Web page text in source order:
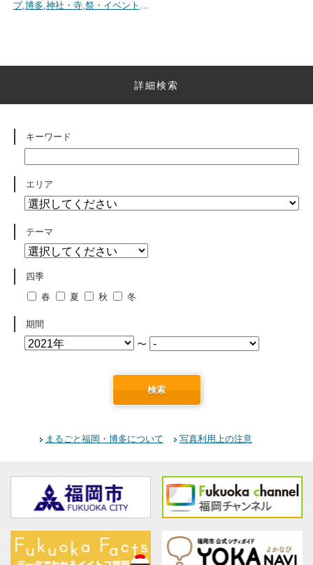
プ,博多,神社・寺,祭・イベント …
詳細検索
キーワード
エリア
テーマ
四季
春
夏 秋 冬
期間
〜
検索
まるごと福岡・博多について 写真利用上の注意